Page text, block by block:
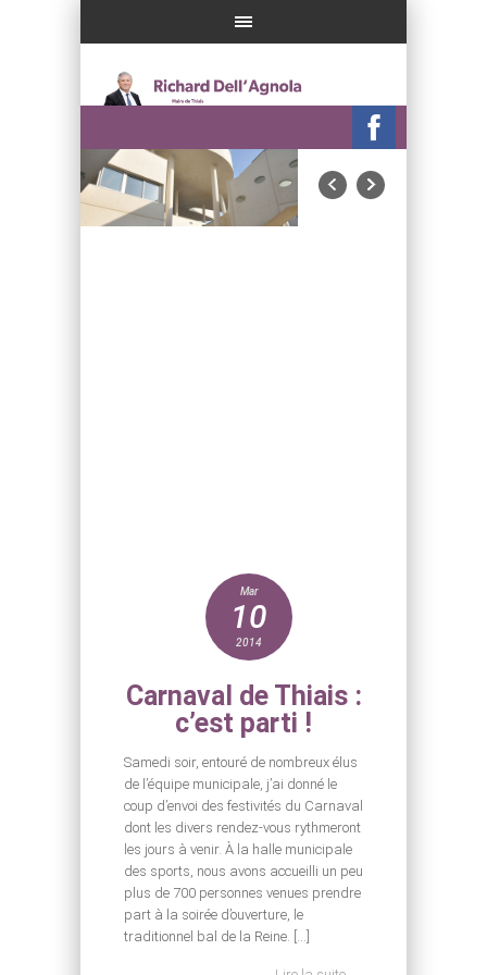
Mar
10
2014
Carnaval de Thiais :
c’est parti !
Samedi soir, entouré de nombreux élus
de l’équipe municipale, j’ai donné le
coup d’envoi des festivités du Carnaval
dont les divers rendez-vous rythmeront
les jours à venir. À la halle municipale
des sports, nous avons accueilli un peu
plus de 700 personnes venues prendre
part à la soirée d’ouverture, le
traditionnel bal de la Reine. […]